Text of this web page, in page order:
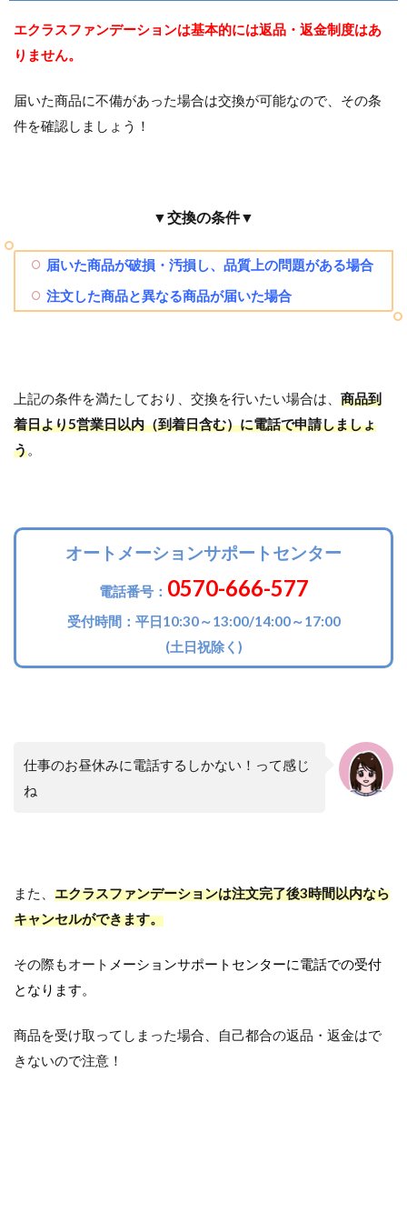
エクラスファンデーションは基本的には返品・返金制度はあ
りません。
届いた商品に不備があった場合は交換が可能なので、その条
件を確認しましょう！
▼交換の条件▼
届いた商品が破損・汚損し、品質上の問題がある場合
注文した商品と異なる商品が届いた場合
上記の条件を満たしており、交換を行いたい場合は、 商品到
着日より5営業日以内（到着日含む）に電話で申請しましょ
う。
オートメーションサポートセンター
電話番号： 0570-666-577
受付時間：平日10:30～13:00/14:00～17:00
(土日祝除く)
仕事のお昼休みに電話するしかない！って感じ
ね
また、 エクラスファンデーションは注文完了後3時間以内なら
キャンセルができます。
その際もオート メーションサポートセンターに電話での受付
となります。
商品を受け取ってしまった場合、自己都合の返品・返金はで
きないので注意！